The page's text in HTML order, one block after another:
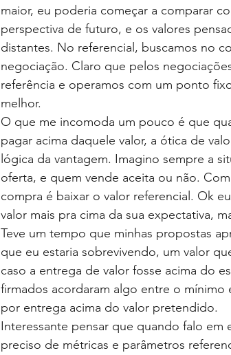
maior, eu poderia começar a comparar
perspectiva de futuro, e os valores
distantes. No referencial, buscamos no
negociação. Claro que pelos
referência e operamos com um ponto
melhor.
O que me incomoda um pouco é que
pagar acima daquele valor, a ótica de
lógica da vantagem. Imagino sempre a
oferta, e quem vende aceita ou não.
compra é baixar o valor referencial. Ok
valor mais pra cima da sua expectativa,
Teve um tempo que minhas propostas
que eu estaria sobrevivendo, um valor
caso a entrega de valor fosse acima do
firmados acordaram algo entre o
por entrega acima do valor pretendido.
Interessante pensar que quando falo em
preciso de métricas e parâmetros